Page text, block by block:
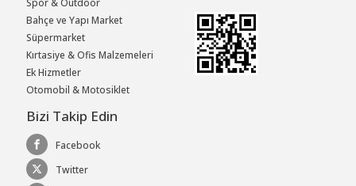
Bahçe ve Yapı Market
Süpermarket
Kırtasiye & Ofis Malzemeleri
Ek Hizmetler
Otomobil & Motosiklet
Bizi Takip Edin
Facebook
Twitter